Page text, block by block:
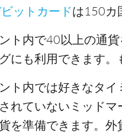
ットカードは150カ
ト内で40以上の通
にも利用できます。
ト内では好きなタイ
れていないミッド
を準備できます。